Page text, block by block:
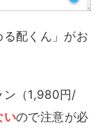
配くん」がお
ン（1,980円/
いので注意が必